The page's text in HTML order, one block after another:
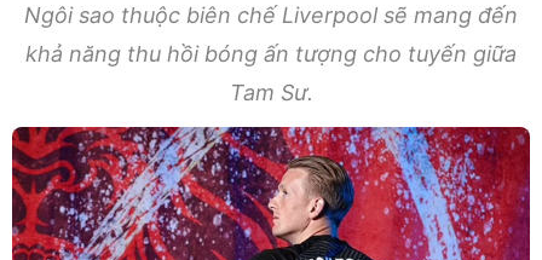
Ngôi sao thuộc biên chế Liverpool sẽ mang đến
khả năng thu hồi bóng ấn tượng cho tuyến giữa
Tam Sư.